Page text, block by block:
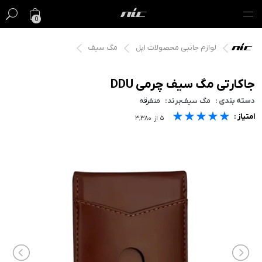
0
گیفت کارت
فروش ویژه
لوازم جانبی
لوازم جانبی محصولات اپل مگ سیف
جاکارتی مگ سیف چرمی DDU
دسته بندی : مگ سیفبرند: متفرقه
امتیاز : ★★★★★
★★★★★
★★★★★ ۵ از ۳٬۳۸۰